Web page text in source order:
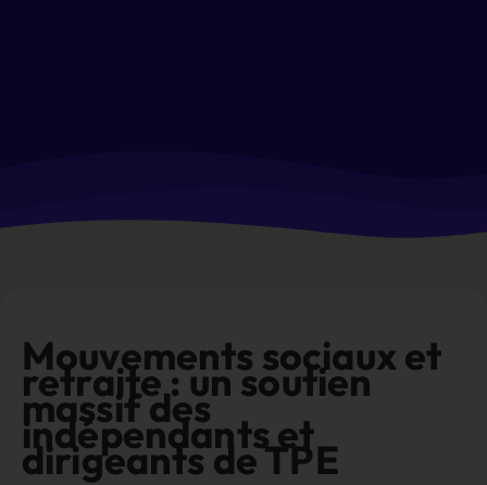
Mouvements sociaux et
retraite : un soutien
massif des
indépendants et
dirigeants de TPE